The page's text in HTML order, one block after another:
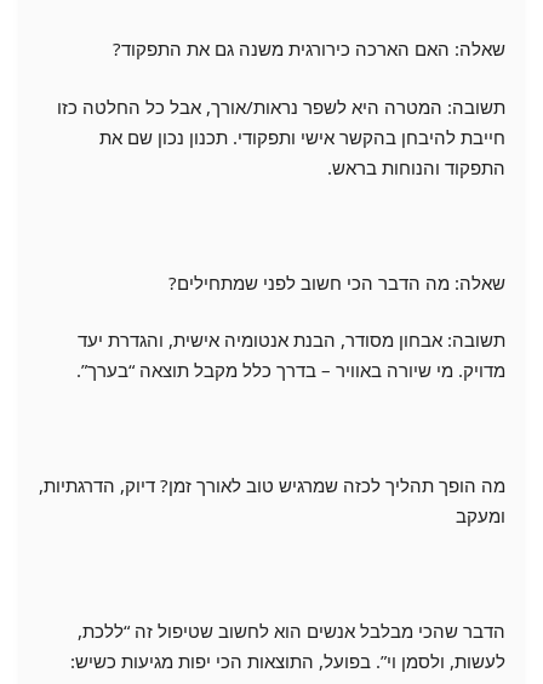
שאלה: האם הארכה כירורגית משנה גם את התפקוד?
תשובה: המטרה היא לשפר נראות/אורך, אבל כל החלטה כזו
חייבת להיבחן בהקשר אישי ותפקודי. תכנון נכון שם את
התפקוד והנוחות בראש.
שאלה: מה הדבר הכי חשוב לפני שמתחילים?
תשובה: אבחון מסודר, הבנת אנטומיה אישית, והגדרת יעד
מדויק. מי שיורה באוויר – בדרך כלל מקבל תוצאה “בערך”.
מה הופך תהליך לכזה שמרגיש טוב לאורך זמן? דיוק, הדרגתיות,
ומעקב
הדבר שהכי מבלבל אנשים הוא לחשוב שטיפול זה “ללכת,
לעשות, ולסמן וי”. בפועל, התוצאות הכי יפות מגיעות כשיש: